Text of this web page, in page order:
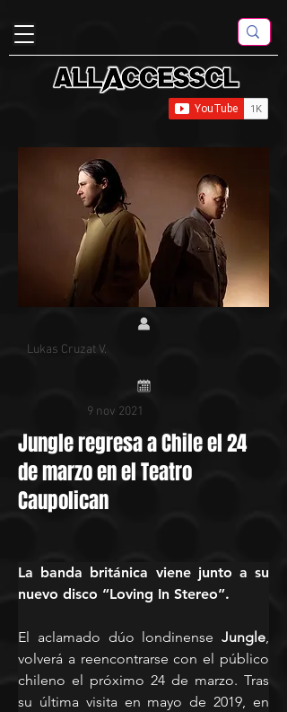
Lukas Cruzat V.
9 nov 2021
Jungle regresa a Chile el 24
de marzo en el Teatro
Caupolican
La banda británica viene junto a su
nuevo disco “Loving In Stereo”.
El aclamado dúo londinense Jungle,
volverá a reencontrarse con el público
chileno el próximo 24 de marzo. Tras
su última visita en mayo de 2019, en